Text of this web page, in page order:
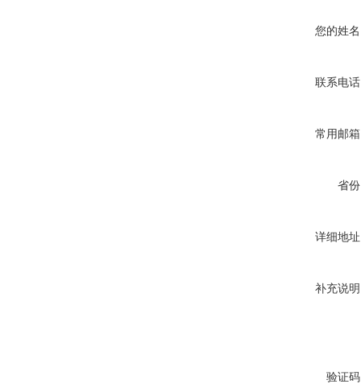
您的姓
联系电
常用邮
省
详细地
补充说
验证